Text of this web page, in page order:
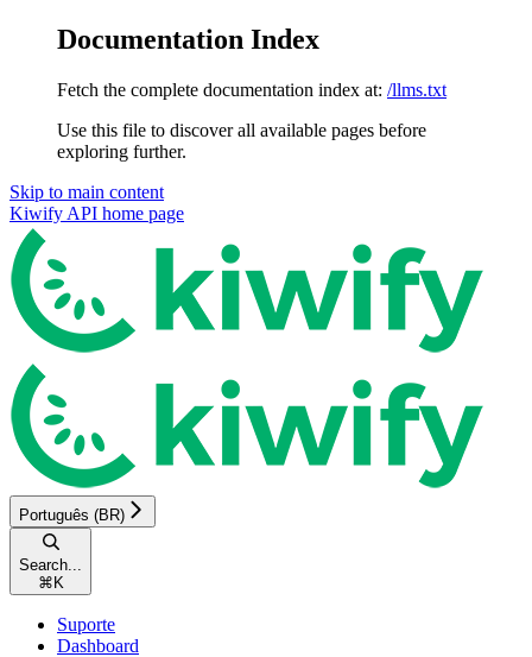
Documentation Index
Fetch the complete documentation index at: /llms.txt
Use this file to discover all available pages before
exploring further.
Skip to main content
Kiwify API home page
Português (BR)
Search...
⌘ K
Suporte
Dashboard